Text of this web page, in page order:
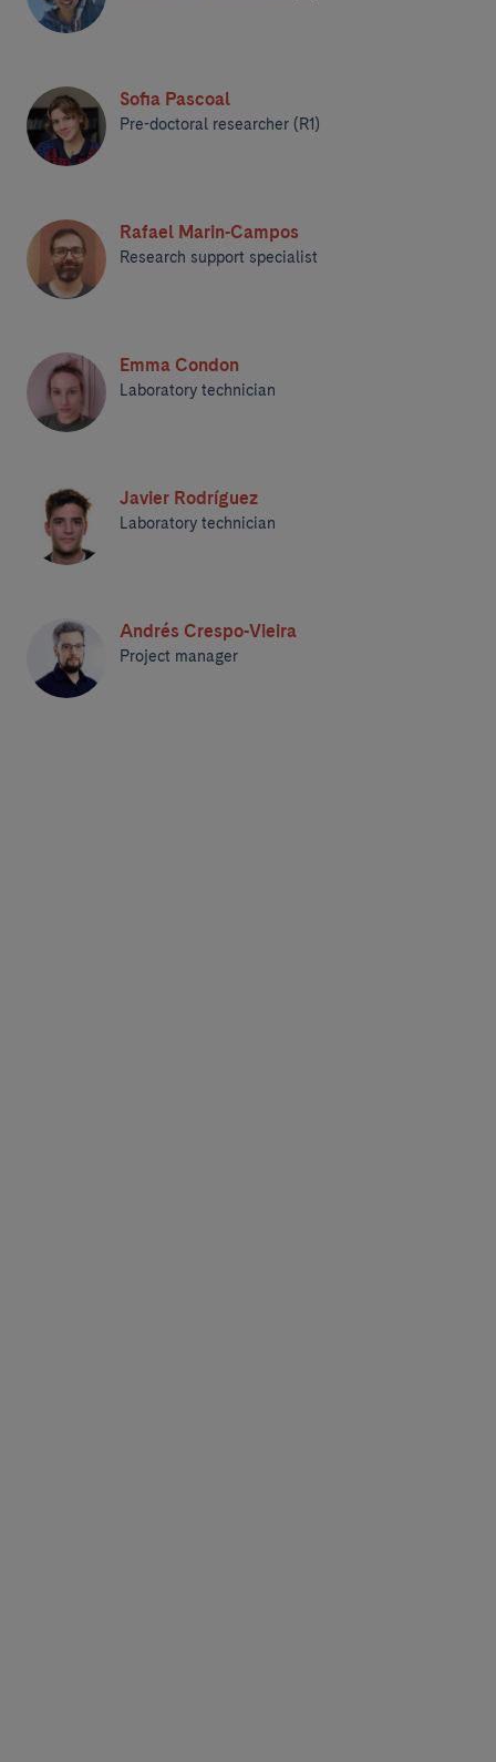
Sofia Pascoal
Pre-doctoral researcher (R1)
Rafael Marin-Campos
Research support specialist
Emma Condon
Laboratory technician
Javier Rodríguez
Laboratory technician
Andrés Crespo-Vieira
Project manager